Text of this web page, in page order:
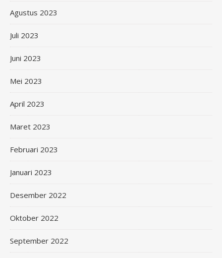
Agustus 2023
Juli 2023
Juni 2023
Mei 2023
April 2023
Maret 2023
Februari 2023
Januari 2023
Desember 2022
Oktober 2022
September 2022